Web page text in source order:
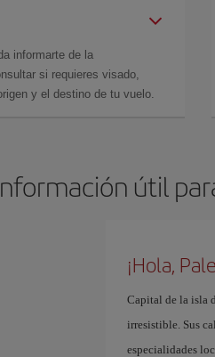
informarte de la
si requieres visado,
y el destino de tu vuelo.
útil
¡Hola,
Capital de la isla
irresistible. Sus
especialidades